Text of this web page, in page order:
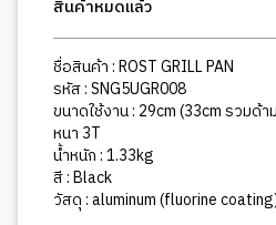
สินค้าหมดแล้ว
ชื่อสินค้า : ROST GRILL PAN
รหัส : SNG5UGR008
ขนาดใช้งาน : 29cm (33cm รวมด้
หนา 3T
น้ำหนัก : 1.33kg
สี : Black
วัสดุ : aluminum (fluorine